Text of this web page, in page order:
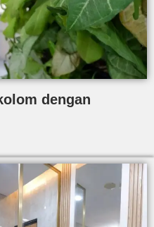
dengan